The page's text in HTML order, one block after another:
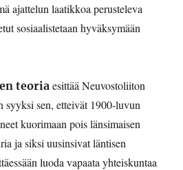
ajattelun laatikkoa perusteleva
sosiaalistetaan hyväksymään
teoria esittää Neuvostoliiton
syyksi sen, etteivät 1900-luvun
kuorimaan pois länsimaisen
ja siksi uusinsivat läntisen
luoda vapaata yhteiskuntaa